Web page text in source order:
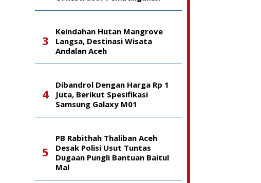
Keindahan Hutan Mangrove
Langsa, Destinasi Wisata
Andalan Aceh
Dibandrol Dengan Harga Rp 1
Juta, Berikut Spesifikasi
Samsung Galaxy M01
PB Rabithah Thaliban Aceh
Desak Polisi Usut Tuntas
Dugaan Pungli Bantuan Baitul
Mal